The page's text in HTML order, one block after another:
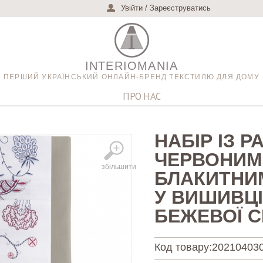
Увійти / Зареєструватись
INTERIOMANIA
ПЕРШИЙ УКРАЇНСЬКИЙ ОНЛАЙН-БРЕНД ТЕКСТИЛЮ ДЛЯ ДОМУ
ПРО НАС
збільшити
НАБІР ІЗ
У
БЕЖЕВОЇ
Код товару: